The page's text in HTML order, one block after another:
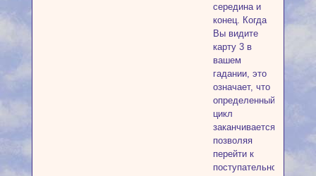
середина и
конец. Когда
Вы видите
карту 3 в
вашем
гадании, это
означает, что
определенный
цикл
заканчивается,
позволяя
перейти к
поступательному